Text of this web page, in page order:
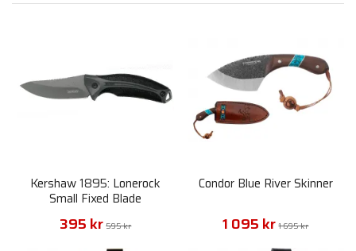
Kershaw 1895: Lonerock
Small Fixed Blade
395 kr 595 kr
Condor Blue River Skinner
1 095 kr 1 695 kr